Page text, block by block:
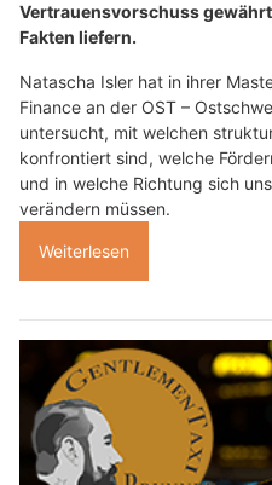
Vertrauensvorschuss
Fakten liefern.
Natascha Isler hat in ihrer
Finance an der OST –
untersucht, mit welchen
konfrontiert sind, welche
und in welche Richtung sich
verändern müssen.
Weiterlesen